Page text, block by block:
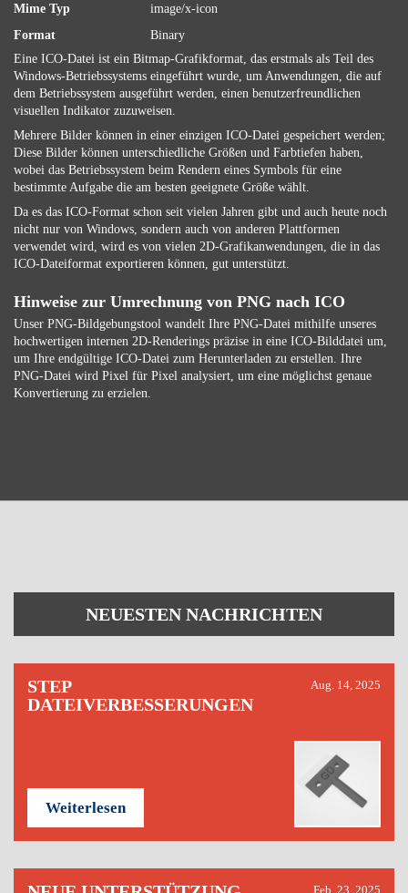
Mime Typ
image/x-icon
Format
Binary
Eine ICO-Datei ist ein Bitmap-Grafikformat, das erstmals als Teil des
Windows-Betriebssystems eingeführt wurde, um Anwendungen, die auf
dem Betriebssystem ausgeführt werden, einen benutzerfreundlichen
visuellen Indikator zuzuweisen.
Mehrere Bilder können in einer einzigen ICO-Datei gespeichert werden;
Diese Bilder können unterschiedliche Größen und Farbtiefen haben,
wobei das Betriebssystem beim Rendern eines Symbols für eine
bestimmte Aufgabe die am besten geeignete Größe wählt.
Da es das ICO-Format schon seit vielen Jahren gibt und auch heute noch
nicht nur von Windows, sondern auch von anderen Plattformen
verwendet wird, wird es von vielen 2D-Grafikanwendungen, die in das
ICO-Dateiformat exportieren können, gut unterstützt.
Hinweise zur Umrechnung von PNG nach ICO
Unser PNG-Bildgebungstool wandelt Ihre PNG-Datei mithilfe unseres
hochwertigen internen 2D-Renderings präzise in eine ICO-Bilddatei um,
um Ihre endgültige ICO-Datei zum Herunterladen zu erstellen. Ihre
PNG-Datei wird Pixel für Pixel analysiert, um eine möglichst genaue
Konvertierung zu erzielen.
NEUESTEN NACHRICHTEN
STEP
DATEIVERBESSERUNGEN
Aug. 14, 2025
Weiterlesen
Feb. 23, 2025